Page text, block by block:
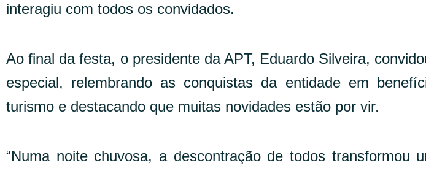
interagiu com todos os convidados.
Ao final da festa, o presidente da APT, Eduardo Silveira,
especial, relembrando as conquistas da entidade em
turismo e destacando que muitas novidades estão por vir.
“Numa noite chuvosa, a descontração de todos transformou